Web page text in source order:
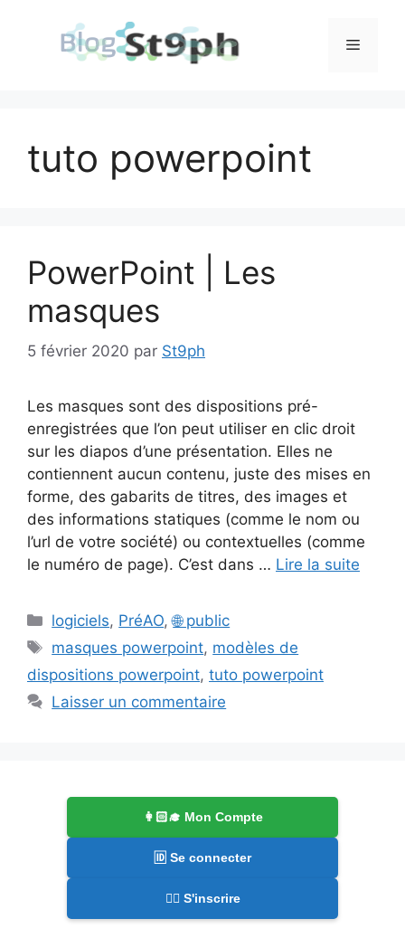
Menu
tuto powerpoint
PowerPoint | Les
masques
5 février 2020 par St9ph
Les masques sont des dispositions pré-
enregistrées que l’on peut utiliser en clic droit
sur les diapos d’une présentation. Elles ne
contiennent aucun contenu, juste des mises en
forme, des gabarits de titres, des images et
des informations statiques (comme le nom ou
l’url de votre société) ou contextuelles (comme
le numéro de page). C’est dans … Lire la suite
Catégories
logiciels, PréAO,🌐 public
Étiquettes
masques powerpoint, modèles de
dispositions powerpoint, tuto powerpoint
Laisser un commentaire
👩🏻‍🎓 Mon Compte
🆔 Se connecter
✍🏻 S'inscrire